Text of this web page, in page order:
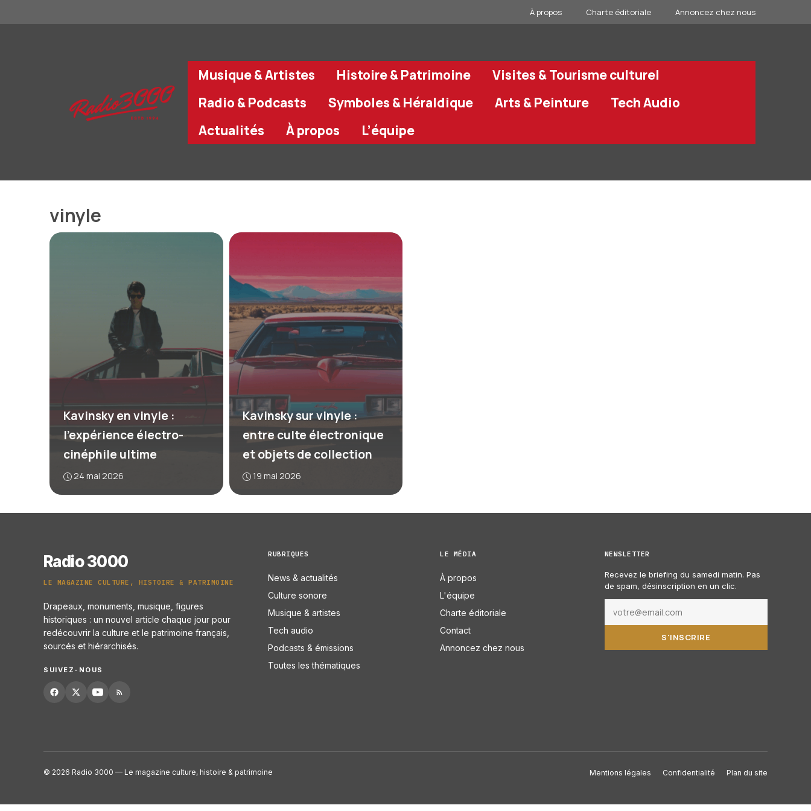
au
À propos Charte éditoriale Annoncez chez nous
Musique & Artistes Histoire & Patrimoine
Visites & Tourisme culturel
Radio & Podcasts
Symboles & Héraldique Arts & Peinture
Tech Audio
Actualités
À propos L’équipe
vinyle
Kavinsky en vinyle :
l’expérience électro-
cinéphile ultime
24 mai 2026
Kavinsky sur vinyle :
entre culte électronique
et objets de collection
19 mai 2026
Radio 3000
LE MAGAZINE CULTURE, HISTOIRE & PATRIMOINE
Drapeaux, monuments, musique, figures
historiques : un nouvel article chaque jour pour
redécouvrir la culture et le patrimoine français,
sourcés et hiérarchisés.
SUIVEZ-NOUS
RUBRIQUES
News & actualités
Culture sonore
Musique & artistes
Tech audio
Podcasts & émissions
Toutes les thématiques
LE MÉDIA
À propos
L'équipe
Charte éditoriale
Contact
Annoncez chez nous
NEWSLETTER
Recevez le briefing du samedi matin. Pas
de spam, désinscription en un clic.
S'INSCRIRE
© 2026 Radio 3000 — Le magazine culture, histoire & patrimoine Mentions légales Confidentialité Plan du site